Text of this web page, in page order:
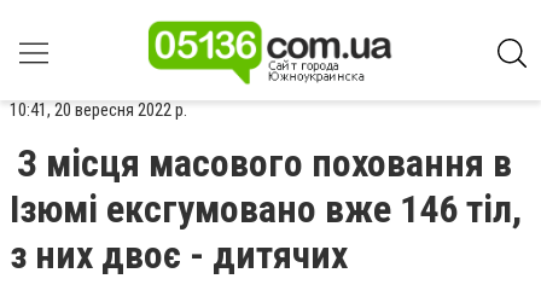
10:41, 20 вересня 2022 р.
З місця масового поховання в
Ізюмі ексгумовано вже 146 тіл,
з них двоє - дитячих